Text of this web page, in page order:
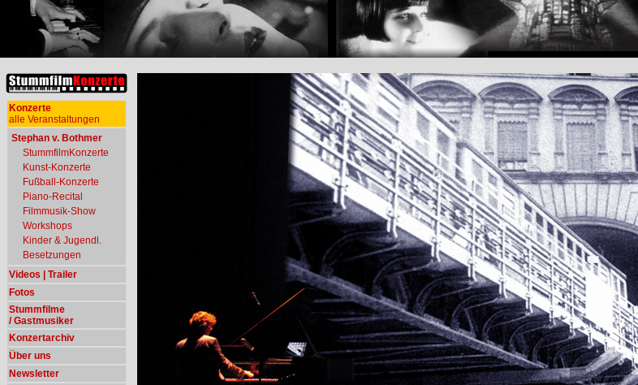
Konzerte
alle Veranstaltungen
Stephan v. Bothmer
StummfilmKonzerte
Kunst-Konzerte
Fußball-Konzerte
Piano-Recital
Filmmusik-Show
Workshops
Kinder & Jugendl.
Besetzungen
Videos | Trailer
Fotos
Stummfilme
/ Gastmusiker
Konzertarchiv
Über uns
Newsletter